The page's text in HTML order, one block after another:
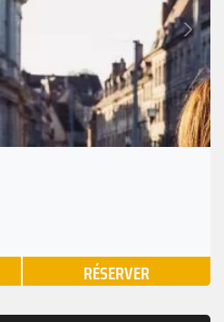
Suivant
RÉSERVER